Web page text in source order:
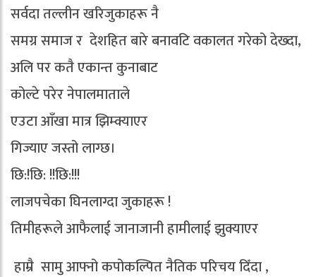
सर्वदा तल्लीन खरिजुकाहरू नै
समग्र समाज र देशहित बारे बनावटि वकालत गरेको देख्दा,
अलि पर कतै एकान्त कुनाबाट
कोल्टे परेर नेपालमाताले
एउटा आँखा मात्र झिम्क्याएर
गिज्याए जस्तो लाग्छ।
छि:!छि: !!छि:!!!
लाजपचेका घिनलाग्दा जुकाहरू !
तिमीहरूले आफैलाई जानाजानी हामीलाई झुक्याएर
हाम्रै सामु आफ्नो कपोकल्पित नैतिक परिचय दिँदा ,